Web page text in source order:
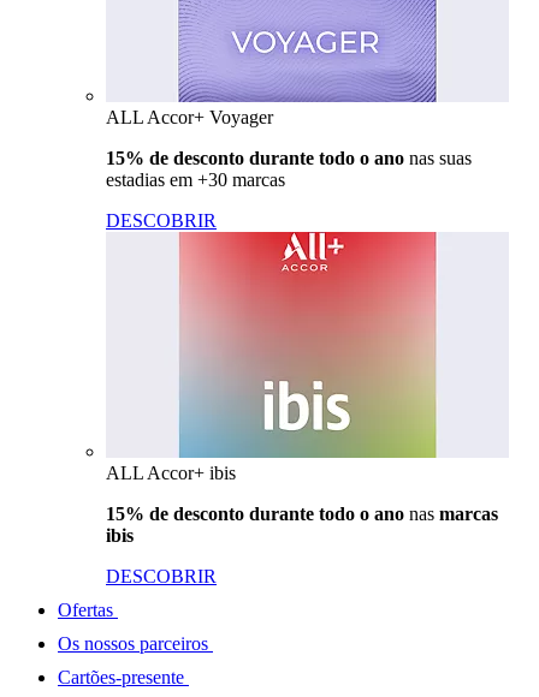
ALL Accor+ Voyager
15% de desconto durante todo o ano nas suas
estadias em +30 marcas
DESCOBRIR
ALL Accor+ ibis
15% de desconto durante todo o ano nas marcas
ibis
DESCOBRIR
Ofertas
Os nossos parceiros
Cartões-presente